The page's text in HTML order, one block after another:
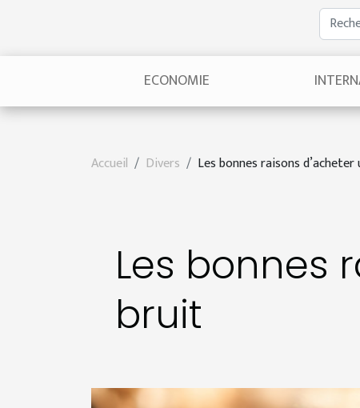
ECONOMIE
Accueil Divers Les bonnes raisons
Les bonnes
bruit